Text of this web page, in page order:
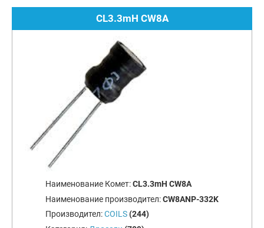
CL3.3mH CW8A
Наименование Комет:CL3.3mH CW8A
Наименование производител:CW8ANP-332K
Производител:COILS(244)